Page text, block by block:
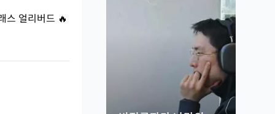
스 얼리버드 🔥